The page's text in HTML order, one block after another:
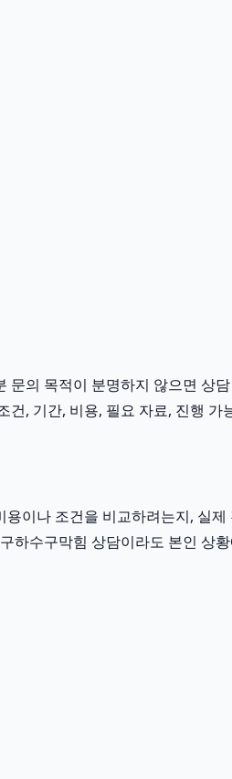
의 목적이 분명하지 않으면 상
, 기간, 비용, 필요 자료, 진행 가
이나 조건을 비교하려는지, 실
하수구막힘 상담이라도 본인 상